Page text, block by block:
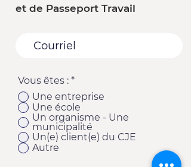
et de Passeport Travail
Vous êtes : *
Une entreprise
Une école
Un organisme - Une
municipalité
Un(e) client(e) du CJE
Autre